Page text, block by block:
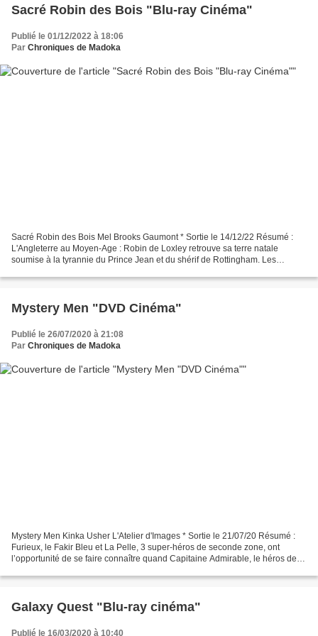
Sacré Robin des Bois "Blu-ray Cinéma"
Publié le 01/12/2022 à 18:06
Par Chroniques de Madoka
Sacré Robin des Bois Mel Brooks Gaumont * Sortie le 14/12/22 Résumé :
L'Angleterre au Moyen-Age : Robin de Loxley retrouve sa terre natale
soumise à la tyrannie du Prince Jean et du shérif de Rottingham. Les
Mystery Men "DVD Cinéma"
Publié le 26/07/2020 à 21:08
Par Chroniques de Madoka
Mystery Men Kinka Usher L'Atelier d'Images * Sortie le 21/07/20 Résumé :
Furieux, le Fakir Bleu et La Pelle, 3 super-héros de seconde zone, ont
l’opportunité de se faire connaître quand Capitaine Admirable, le héros de
Galaxy Quest "Blu-ray cinéma"
Publié le 16/03/2020 à 10:40